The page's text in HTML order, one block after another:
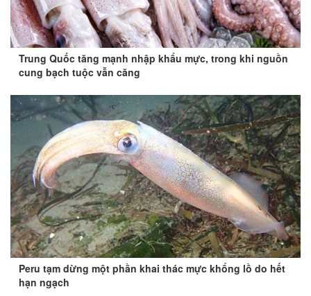
Trung Quốc tăng mạnh nhập khẩu mực, trong khi nguồn
cung bạch tuộc vẫn căng
Peru tạm dừng một phần khai thác mực khổng lồ do hết
hạn ngạch